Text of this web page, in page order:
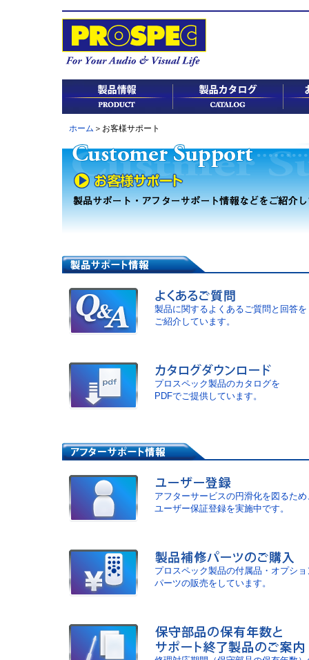
ホーム ＞お客様サポート
製品に関するよくあるご質問と回答を
ご紹介しています。
プロスペック製品のカタログを
PDFでご提供しています。
アフターサービスの円滑化を図るため
ユーザー保証登録を実施中です。
プロスペック製品の付属品・オプショ
パーツの販売をしています。